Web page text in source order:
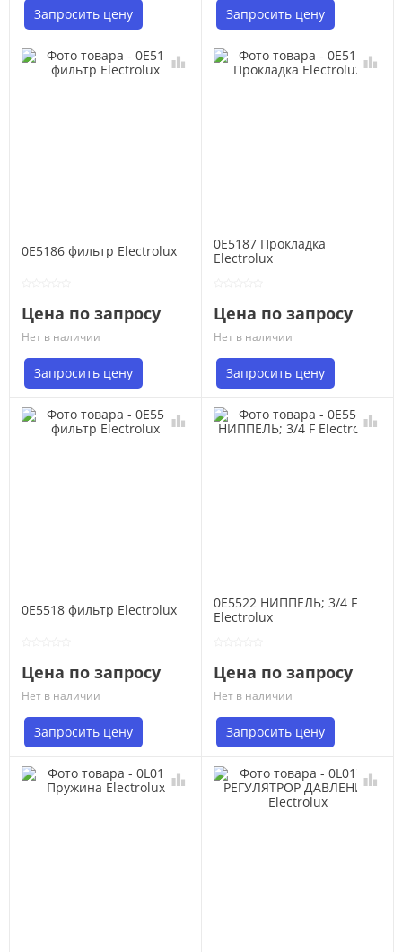
Запросить цену Запросить цену
0E5186 фильтр Electrolux
Цена по запросу
Нет в наличии
Запросить цену
0E5187 Прокладка
Electrolux
Цена по запросу
Нет в наличии
Запросить цену
0E5518 фильтр Electrolux
Цена по запросу
Нет в наличии
Запросить цену
0E5522 НИППЕЛЬ; 3/4 F
Electrolux
Цена по запросу
Нет в наличии
Запросить цену